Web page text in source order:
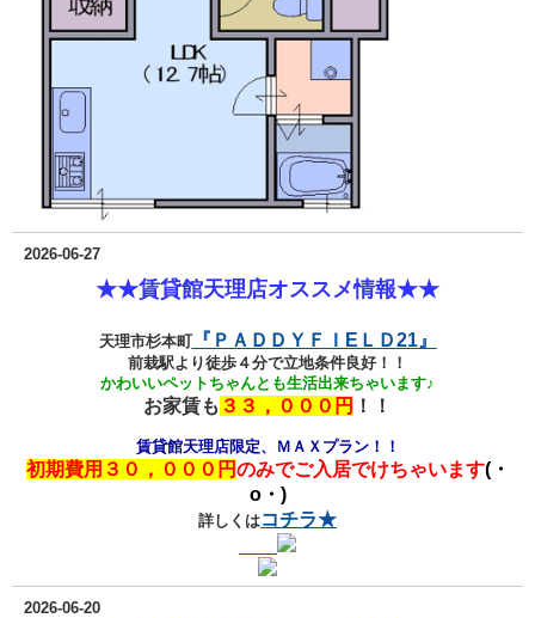
2026-06-27
★★賃貸館天理店オススメ情報★★
天理市杉本町『ＰＡＤＤＹＦＩEＬＤ21』
前栽駅より徒歩４分で立地条件良好！！
かわいいペットちゃんとも生活出来ちゃいます♪
お家賃も ３３，０００円 ！！
賃貸館天理店限定、ＭＡＸプラン！！
初期費用３０，０００円のみでご入居でけちゃいます(・
o・)
詳しくはコチラ★
2026-06-20